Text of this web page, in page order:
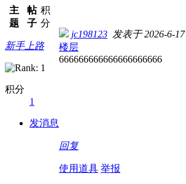
主
题
帖
子
积
分
新手上路
积分
1
发消息
jc198123 发表于 2026-6-
楼层
666666666666666666666
回复
使用道具 举报